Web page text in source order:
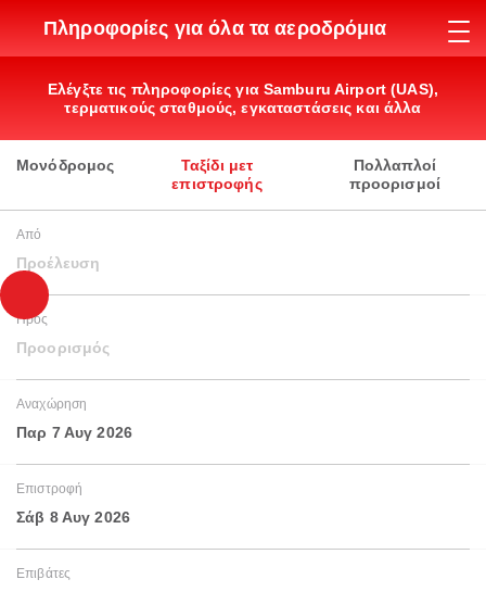
Πληροφορίες για όλα τα αεροδρόμια
Ελέγξτε τις πληροφορίες για Samburu Airport (UAS),
τερματικούς σταθμούς, εγκαταστάσεις και άλλα
Μονόδρομος
Ταξίδι μετ
επιστροφής
Πολλαπλοί
προορισμοί
Από
Προέλευση
Προς
Προορισμός
Αναχώρηση
Παρ 7 Αυγ 2026
Επιστροφή
Σάβ 8 Αυγ 2026
Επιβάτες